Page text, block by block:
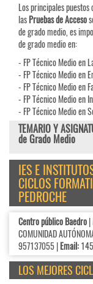
Los principales
lasPruebas deAcceso
de grado medio, es
de grado medio en:
- FP Técnico Medio en
- FP Técnico Medio en
- FP Técnico Medio en
- FP Técnico Medio en
- FP Técnico Medio en
TEMARIO Y
de Grado Medio
IES E
CICLOS
PEDROCHE
Centro público Baedro|
COMUNIDAD
957137055 |Email:
LOS MEJORES